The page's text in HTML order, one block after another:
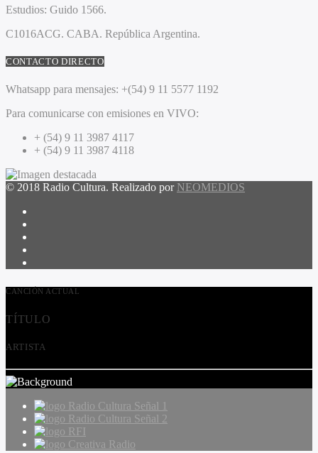
Estudios: Guido 1566.
C1016ACG. CABA. República Argentina.
CONTACTO DIRECTO
Whatsapp para mensajes: +(54) 9 11 5577 1192
Para comunicarse con emisiones en VIVO:
+ (54) 9 11 3987 4117
+ (54) 9 11 3987 4118
© 2018 Radio Cultura. Realizado por NEOMEDIOS
CANCIÓN ACTUAL
TÍTULO
ARTISTA
Radio Cultura Señal 1
Radio Cultura Señal 2
RFI
Creativa Radio